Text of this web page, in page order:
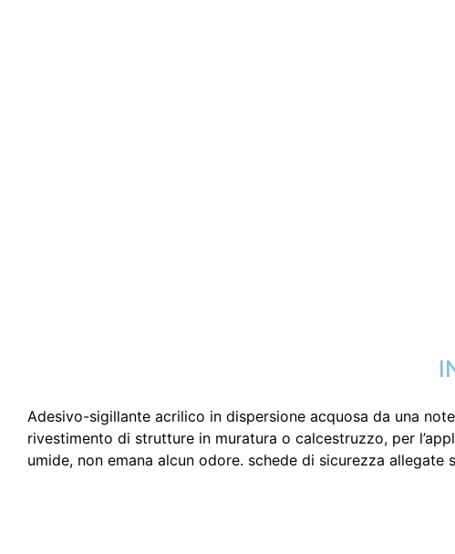
Adesivo-sigillante acrilico in dispersione acquosa da una
rivestimento di strutture in muratura o calcestruzzo, per
umide, non emana alcun odore. schede di sicurezza